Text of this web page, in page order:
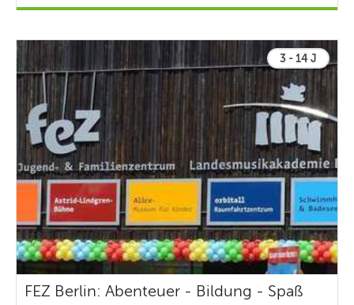
3 - 14 J
FEZ Berlin: Abenteuer - Bildung - Spaß